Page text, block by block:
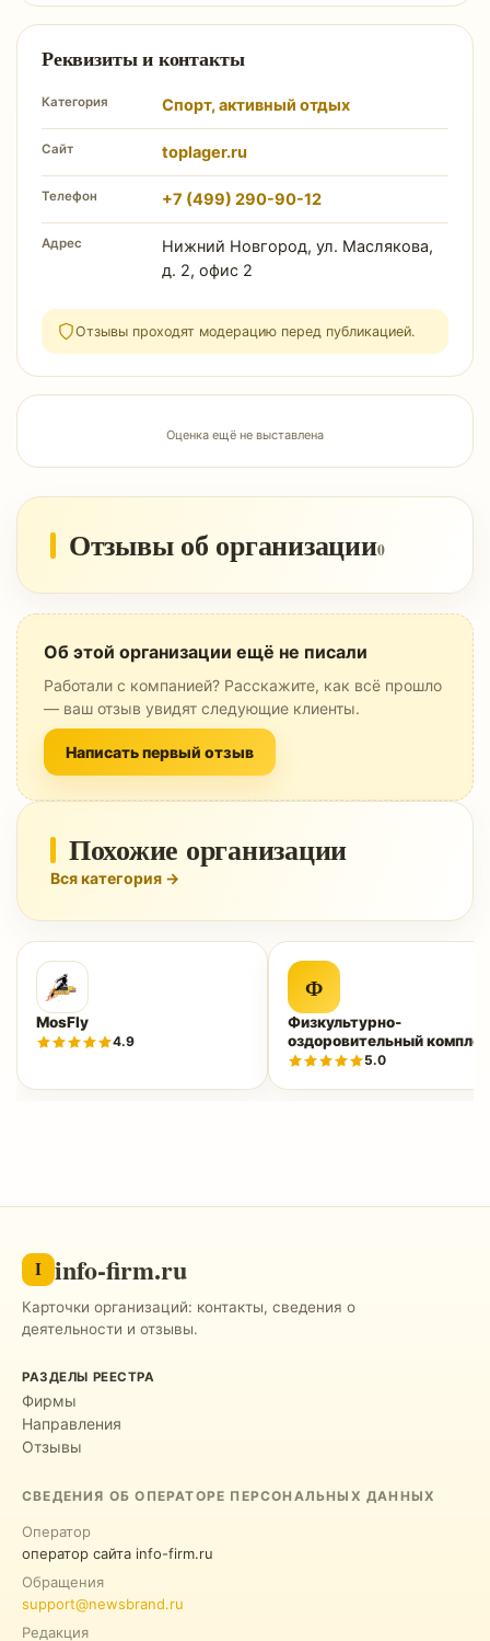
Реквизиты и контакты
Категория Спорт, активный отдых
Сайт toplager.ru
Телефон +7 (499) 290-90-12
Адрес
Нижний Новгород, ул. Маслякова,
д. 2, офис 2
Отзывы проходят модерацию перед публикацией.
Оценка ещё не выставлена
Отзывы об организации0
Об этой организации ещё не писали
Работали с компанией? Расскажите, как всё прошло
— ваш отзыв увидят следующие клиенты.
Написать первый отзыв
Похожие организации
Вся категория →
MosFly
4.9
Ф
Физкультурно-
оздоровительный
«Нептун» 5.0
I info-firm.ru
Карточки организаций: контакты, сведения о
деятельности и отзывы.
РАЗДЕЛЫ РЕЕСТРА
Фирмы
Направления
Отзывы
СВЕДЕНИЯ ОБ ОПЕРАТОРЕ ПЕРСОНАЛЬНЫХ ДАННЫХ
Оператор
оператор сайта info-firm.ru
Обращения
support@newsbrand.ru
Редакция